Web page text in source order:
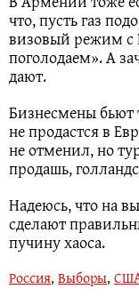
что, пусть газ
визовый режим с
поголодаем». А
дают.
Бизнесмены бьют
не продастся в
не отменил, но
продашь,
Надеюсь, что на
сделают
пучину хаоса.
Россия, Выборы,